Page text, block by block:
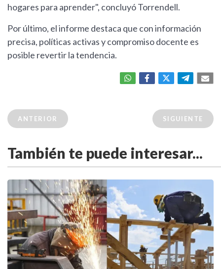
hogares para aprender", concluyó Torrendell.
Por último, el informe destaca que con información
precisa, políticas activas y compromiso docente es
posible revertir la tendencia.
ANTERIOR SIGUIENTE
También te puede interesar...